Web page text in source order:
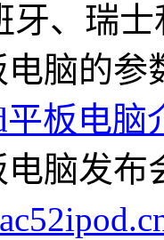
牙、瑞
脑的参
平板电脑
脑发布